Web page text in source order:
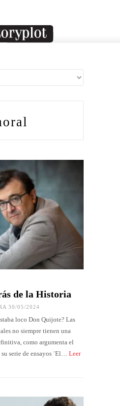
de la Historia
30/05/2024
loco Don Quijote? Las
no siempre tienen una
como argumenta el
serie de ensayos ¨El… Leer